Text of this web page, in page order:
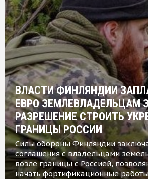
ВЛАСТИ ФИНЛЯНДИИ
ЕВРО ЗЕМЛЕВЛАДЕЛЬЦАМ
РАЗРЕШЕНИЕ СТРОИТЬ
ГРАНИЦЫ РОССИИ
Силы обороны Финляндии
соглашения с владельцами
возле границы с Россией,
начать фортификационные